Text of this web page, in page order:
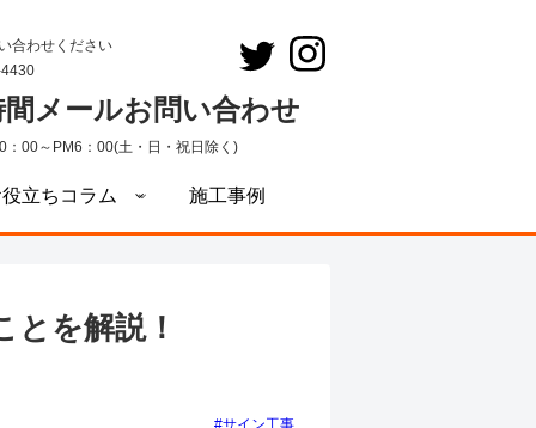
合わせください
間メールお問い合わせ
：00～PM6：00(土・日・祝日除く)
立ちコラム 施工事例
を解説！
サイン工事